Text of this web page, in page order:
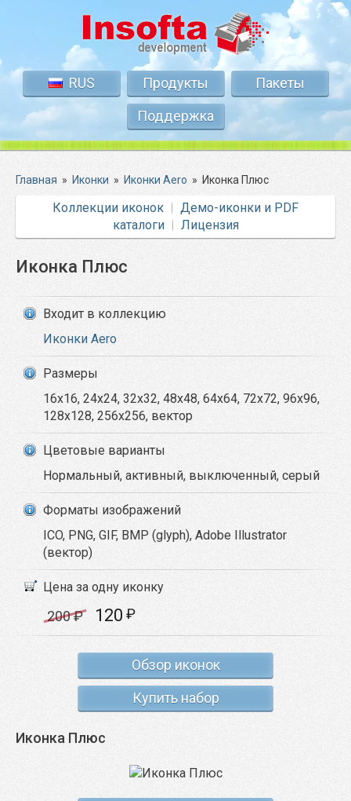
RUS Продукты
Пакеты
Поддержка
Главная » Иконки » Иконки Aero » Иконка Плюс
Коллекции иконок
Демо-иконки и PDF
каталоги
Лицензия
Иконка Плюс
Входит в коллекцию
Иконки Aero
Размеры
16x16, 24x24, 32x32, 48x48, 64x64, 72x72, 96x96,
128x128, 256x256, вектор
Цветовые варианты
Нормальный, активный, выключенный, серый
Форматы изображений
ICO, PNG, GIF, BMP (glyph), Adobe Illustrator
(вектор)
Цена за одну иконку
200₽ 120 ₽
Обзор иконок
Купить набор
Иконка Плюс